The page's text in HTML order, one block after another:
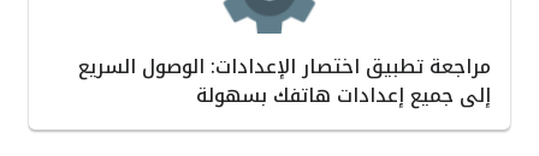
مراجعة تطبيق اختصار الإعدادات: الوصول السريع
إلى جميع إعدادات هاتفك بسهولة